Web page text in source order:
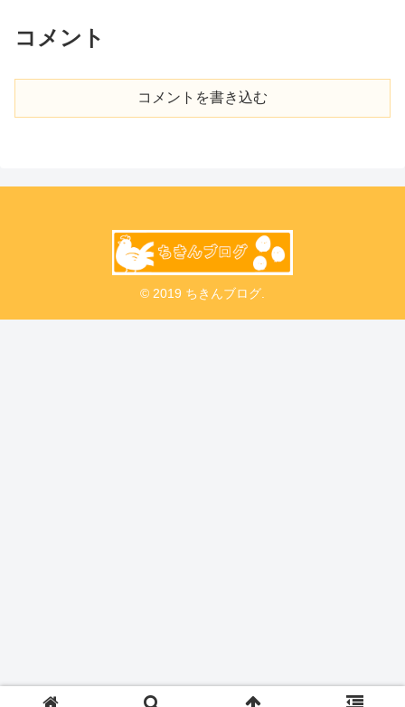
コメント
コメントを書き込む
© 2019 ちきんブログ.